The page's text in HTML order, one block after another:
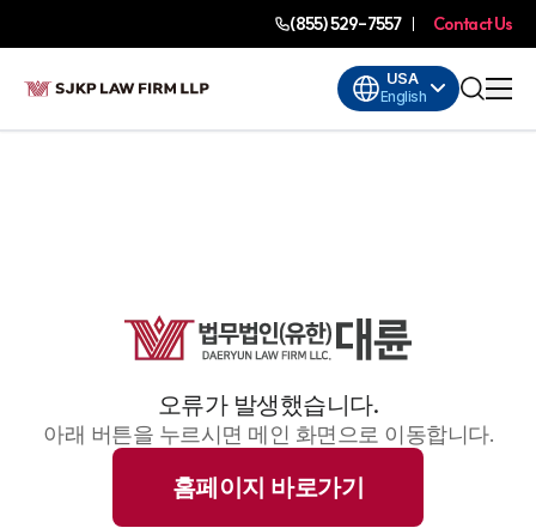
(855) 529-7557 Contact Us
USA
English
오류가 발생했습니다.
아래 버튼을 누르시면 메인 화면으로 이동합니다.
홈페이지 바로가기